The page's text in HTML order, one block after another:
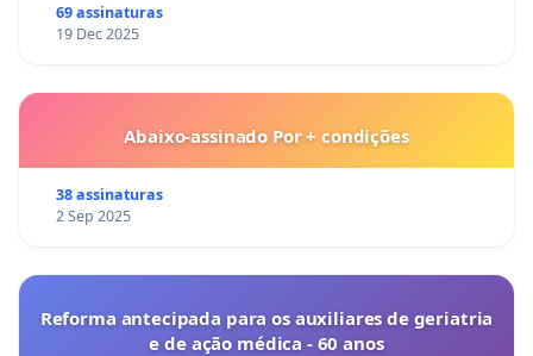
69 assinaturas
19 Dec 2025
Abaixo-assinado Por + condições
38 assinaturas
2 Sep 2025
Reforma antecipada para os auxiliares de geriatria
e de ação médica - 60 anos